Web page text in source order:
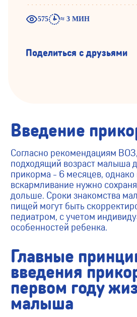
575 ≈ 3 МИН
Поделиться с друзьями
Введение
Согласно рекомендациям
подходящий возраст малыша
прикорма - 6 месяцев, однако
вскармливание нужно
дольше. Сроки знакомства
пищей могут быть
педиатром, c учетом
особенностей ребенка.
Главные
введения
первом году
малыша